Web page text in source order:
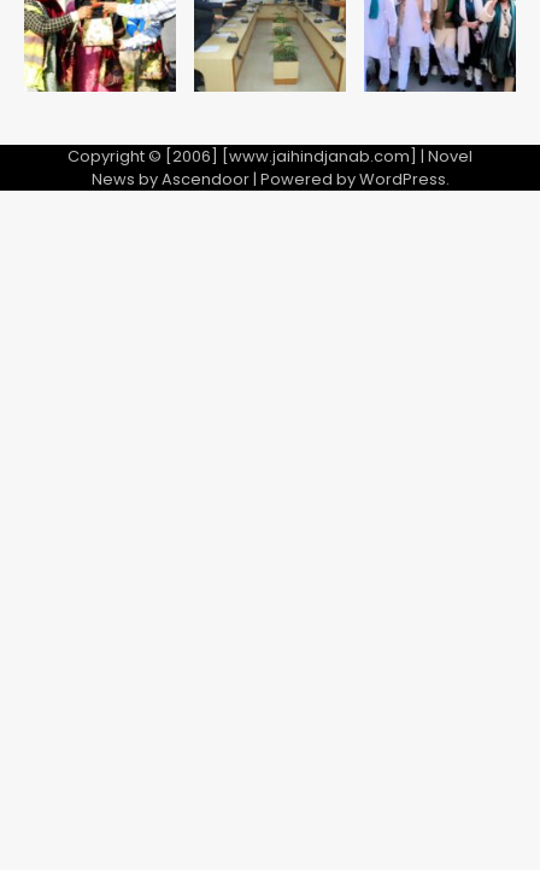
5
Copyright © [2006] [www.jaihindjanab.com] | Novel
News byAscendoor| Powered byWordPress.